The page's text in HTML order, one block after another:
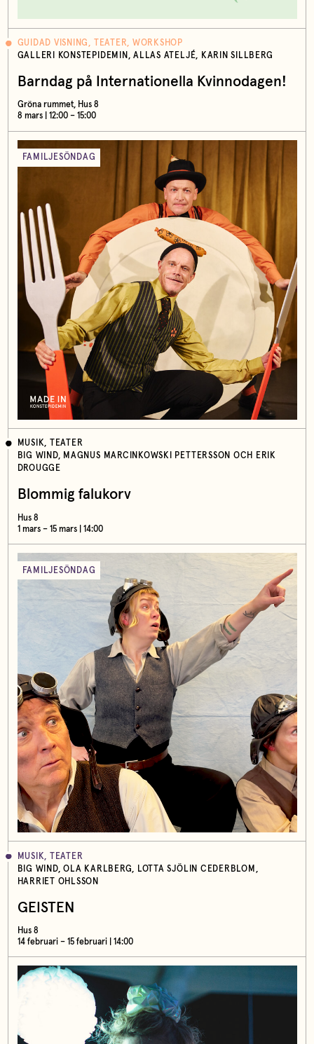
GUIDAD VISNING, TEATER, WORKSHOP
GALLERI KONSTEPIDEMIN, ALLAS ATELJÉ, KARIN SILLBERG
Barndag på Internationella Kvinnodagen!
Gröna rummet, Hus 8
8 mars | 12:00 – 15:00
FAMILJESÖNDAG
MUSIK, TEATER
BIG WIND, MAGNUS MARCINKOWSKI PETTERSSON OCH ERIK
DROUGGE
Blommig falukorv
Hus 8
1 mars – 15 mars | 14:00
FAMILJESÖNDAG
MUSIK, TEATER
BIG WIND, OLA KARLBERG, LOTTA SJÖLIN CEDERBLOM,
HARRIET OHLSSON
GEISTEN
Hus 8
14 februari – 15 februari | 14:00